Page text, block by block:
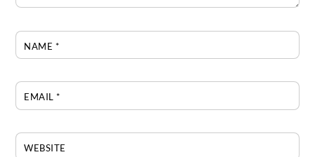
NAME *
EMAIL*
WEBSITE